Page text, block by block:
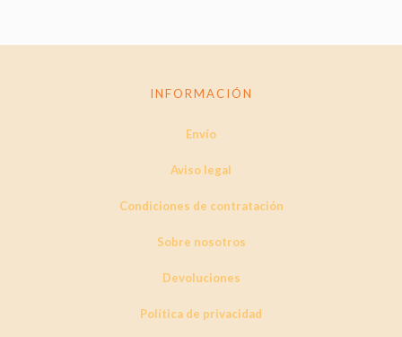
INFORMACIÓN
Envío
Aviso legal
Condiciones de contratación
Sobre nosotros
Devoluciones
Política de privacidad